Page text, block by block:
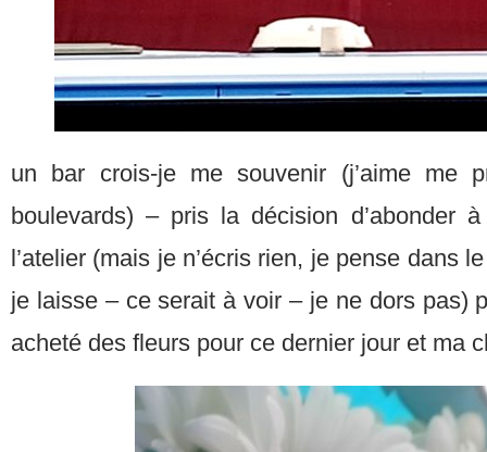
un bar crois-je me souvenir (j’aime me
boulevards) – pris la décision d’abonder
l’atelier (mais je n’écris rien, je pense dans
je laisse – ce serait à voir – je ne dors pas)
acheté des fleurs pour ce dernier jour et ma